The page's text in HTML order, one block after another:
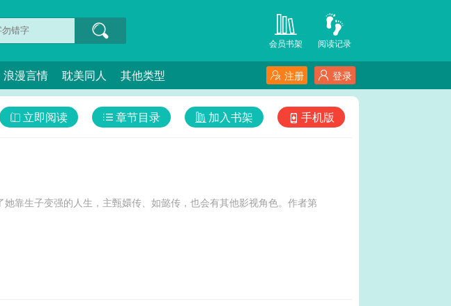
阅读记录
会员书架
浪漫言情 耽美同人 其他类型 登录
注册
手机版
加入书架
章节目录
立即阅读
靠生子变强的人生，主甄嬛传、如懿传，也会有其他影视角色。作者第